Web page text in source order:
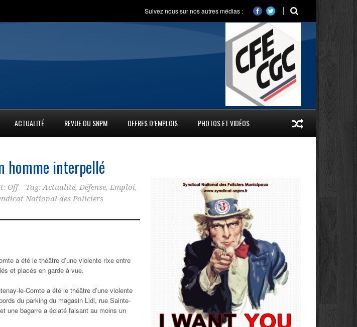
Suivez nous sur nos autres médias :
ACTUALITÉ REVUE DU SNPM OFFRES D’EMPLOIS PHOTOS ET VIDÉOS
homme interpellé
Off Tag: Actualité, Défense, Emploi,
National des Policiers
a été le théâtre d’une violente rixe entre
et placés en garde à vue.
le-Comte a été le théâtre d’une violente
du parking du magasin Lidl, rue Sainte-
une bagarre a éclaté faisant au moins un